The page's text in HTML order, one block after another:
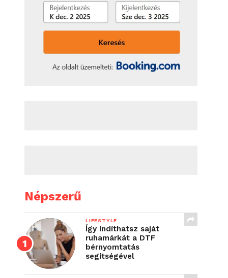
Népszerű
LIFESTYLE
Így indíthatsz saját
ruhamárkát a DTF
bérnyomtatás
segítségével